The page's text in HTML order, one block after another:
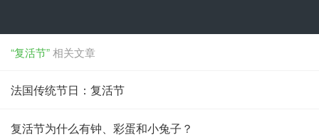
“复活节”相关文章
法国传统节日：复活节
复活节为什么有钟、彩蛋和小兔子？